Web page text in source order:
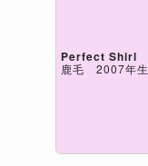
Perfect Shirl
鹿毛 2007年生